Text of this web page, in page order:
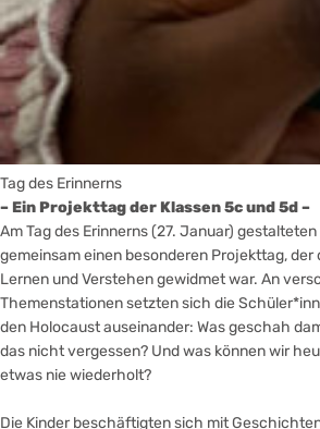
Tag des Erinnerns
– Ein Projekttag der Klassen 5c und 5d –
Am Tag des Erinnerns (27. Januar)
gemeinsam einen besonderen Projekttag, der
Lernen und Verstehen gewidmet war. An
Themenstationen setzten sich die
den Holocaust auseinander: Was geschah
das nicht vergessen? Und was können wir
etwas nie wiederholt?
Die Kinder beschäftigten sich mit